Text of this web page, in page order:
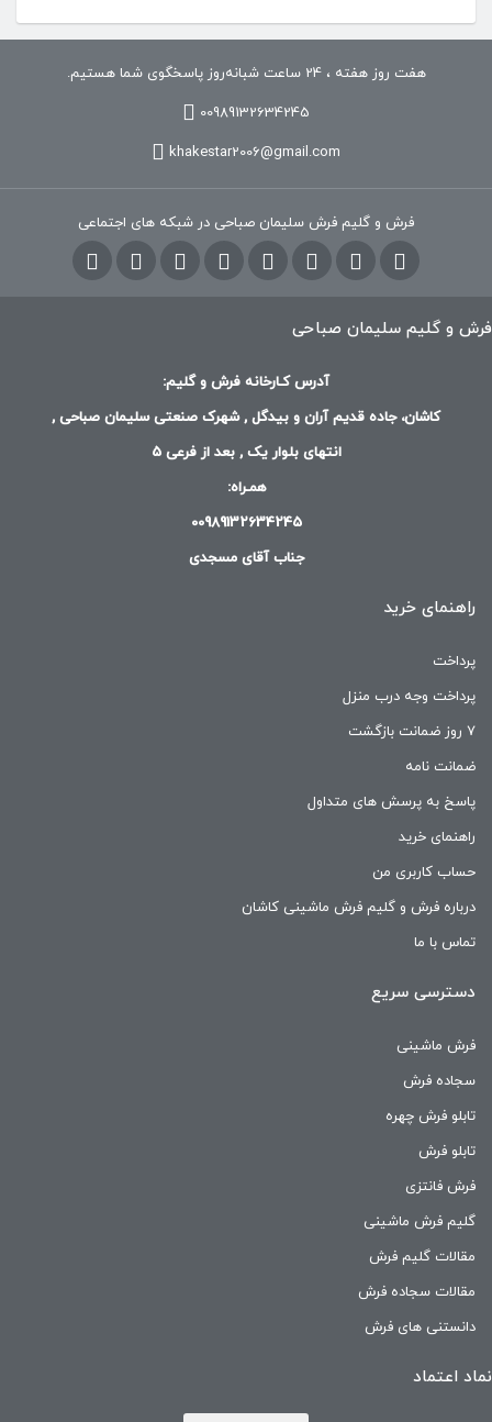
هفت روز هفته ، 24 ساعت شبانه‌روز پاسخگوی شما هستیم.
00989132634245
khakestar2006@gmail.com
فرش و گلیم فرش سلیمان صباحی در شبکه های اجتماعی
فرش و گلیم سلیمان صباحی
آدرس کـارخانه فرش و گلیم:
کاشان، جاده قدیم آران و بیدگل , شهرک صنعتی سلیمان صباحی ,
انتهای بلوار یک , بعد از فرعی 5
همـراه:
00989132634245
جناب آقای مسجدی
راهنمای خرید
پرداخت
پرداخت وجه درب منزل
۷ روز ضمانت بازگشت
ضمانت نامه
پاسخ به پرسش های متداول
راهنمای خرید
حساب کاربری من
درباره فرش و گلیم فرش ماشینی کاشان
تماس با ما
دسترسی سریع
فرش ماشینی
سجاده فرش
تابلو فرش چهره
تابلو فرش
فرش فانتزی
گلیم فرش ماشینی
مقالات گلیم فرش
مقالات سجاده فرش
دانستنی های فرش
نماد اعتماد